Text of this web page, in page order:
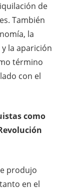
de
También
la
la aparición
término
con el
como
produjo
en el